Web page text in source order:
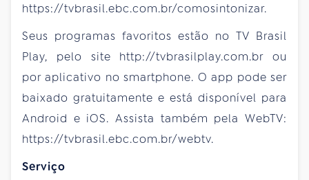
https://tvbrasil.ebc.com.br/comosintonizar.
Seus programas favoritos estão no TV Brasil
Play, pelo site http://tvbrasilplay.com.br ou
por aplicativo no smartphone. O app pode ser
baixado gratuitamente e está disponível para
Android e iOS. Assista também pela WebTV:
https://tvbrasil.ebc.com.br/webtv.
Serviço